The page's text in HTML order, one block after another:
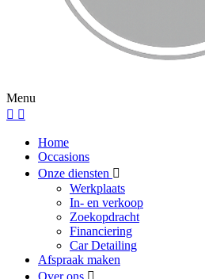
Menu
Home
Occasions
Onze diensten
Werkplaats
In- en verkoop
Zoekopdracht
Financiering
Car Detailing
Afspraak maken
Over ons